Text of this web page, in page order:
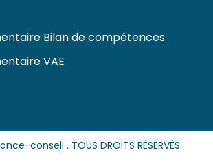
Bilan de compétences
VAE
conseil . TOUS DROITS RÉSERVÉS.